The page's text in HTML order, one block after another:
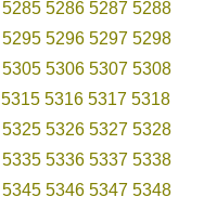
5285 5286 5287 5288
5295 5296 5297 5298
5305 5306 5307 5308
5315 5316 5317 5318
5325 5326 5327 5328
5335 5336 5337 5338
5345 5346 5347 5348